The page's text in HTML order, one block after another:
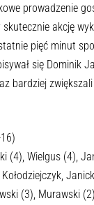
prowadzenie
akcję
pięć minut
się Dominik
bardziej
(4), Wielgus (4),
(3), Murawski